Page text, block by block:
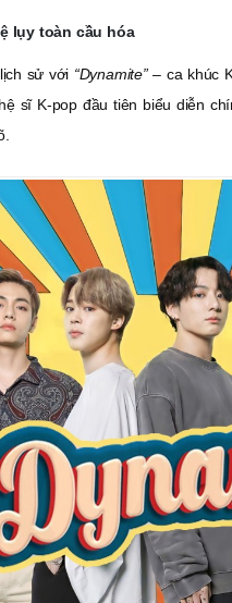
lụy toàn cầu hóa
sử với “Dynamite”– ca khúc
sĩ K-pop đầu tiên biểu diễn